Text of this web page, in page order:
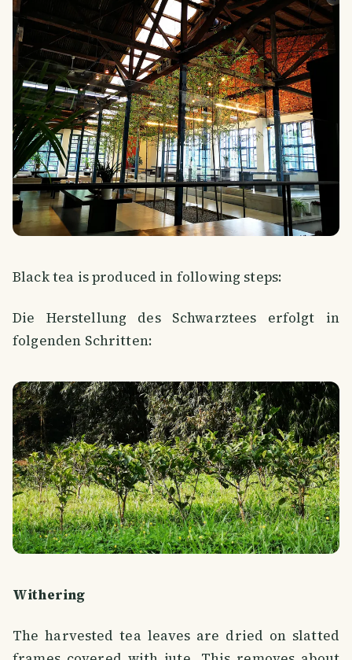
Black tea is produced in following steps:
Die Herstellung des Schwarztees erfolgt in
folgenden Schritten:
Withering
The harvested tea leaves are dried on slatted